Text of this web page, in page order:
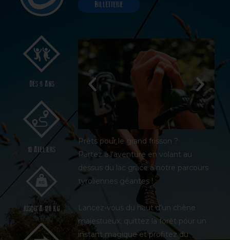
BILLETTERIE
DÈS 9 ANS
10 ATELIERS
JUSQU’A 120 KG
Prêts pour le grand frisson ?
Partez à l‘aventure en volant au
dessus du lac grâce à notre parcours
tyroliennes géantes !
Lancez-vous du haut d’un chêne
majestueux, quittez la forêt pour un
instant magique et profitez du